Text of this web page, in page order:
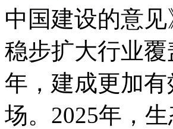
中国建设的意
稳步扩大行业
年，建成更加
场。2025年，